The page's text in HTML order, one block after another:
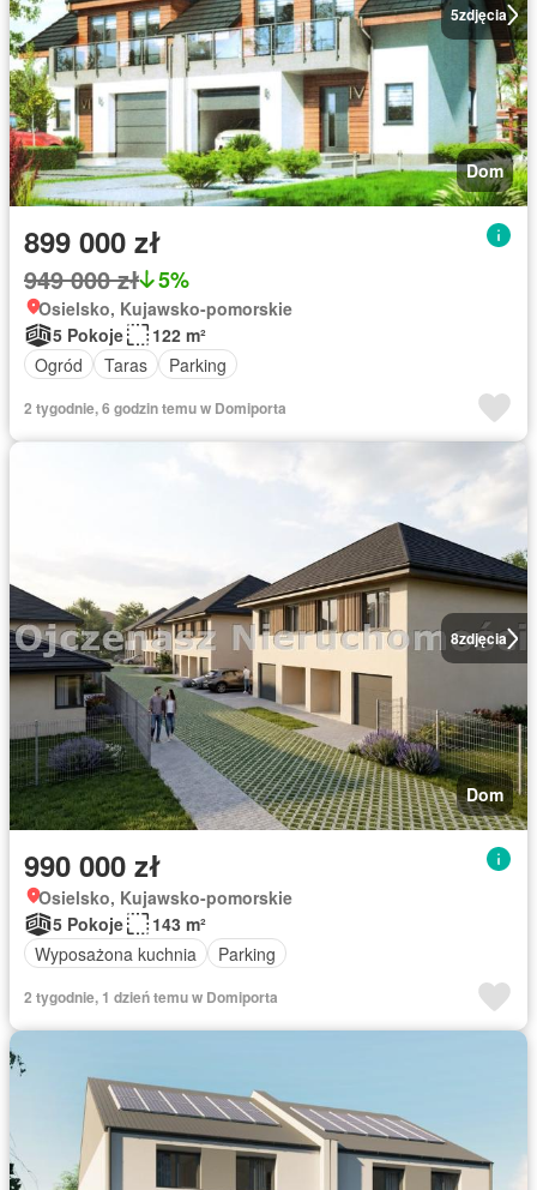
5zdjęcia
Dom
899 000 zł
949 000 zł 5%
Osielsko, Kujawsko-pomorskie
5 Pokoje
122 m²
Ogród
Taras Parking
2 tygodnie, 6 godzin temu w Domiporta
8zdjęcia
Dom
990 000 zł
Osielsko, Kujawsko-pomorskie
5 Pokoje
143 m²
Wyposażona kuchnia
Parking
2 tygodnie, 1 dzień temu w Domiporta